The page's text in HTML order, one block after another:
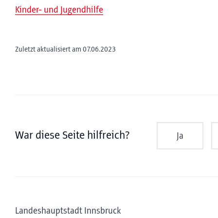
Kinder- und Jugendhilfe
Zuletzt aktualisiert am 07.06.2023
War diese Seite hilfreich? Ja
Landeshauptstadt Innsbruck